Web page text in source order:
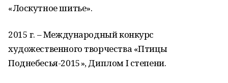
«Лоскутное шитье».
2015 г. – Международный конкурс
художественного творчества «Птицы
Поднебесья-2015», Диплом І степени.